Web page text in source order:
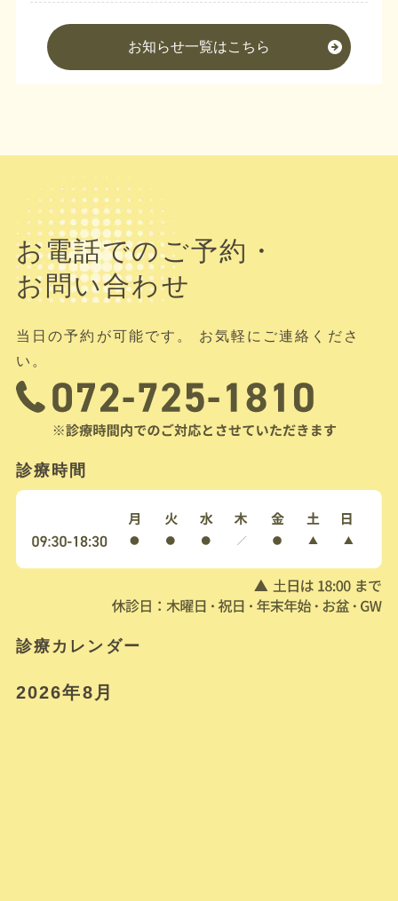
お知らせ一覧はこちら
お電話でのご予約・
お問い合わせ
当日の予約が可能です。 お気軽にご連絡くださ
い。
診療時間
診療カレンダー
2026年8月